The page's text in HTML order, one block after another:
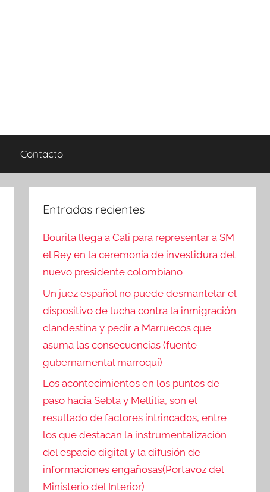
Contacto
Entradas recientes
Bourita llega a Cali para representar a SM
el Rey en la ceremonia de investidura del
nuevo presidente colombiano
Un juez español no puede desmantelar el
dispositivo de lucha contra la inmigración
clandestina y pedir a Marruecos que
asuma las consecuencias (fuente
gubernamental marroquí)
Los acontecimientos en los puntos de
paso hacia Sebta y Mellilia, son el
resultado de factores intrincados, entre
los que destacan la instrumentalización
del espacio digital y la difusión de
informaciones engañosas(Portavoz del
Ministerio del Interior)